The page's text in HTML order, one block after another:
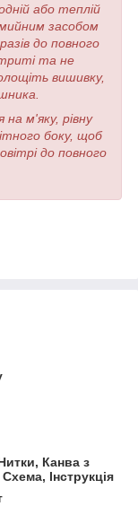
або теплій
мийним засобом
до повного
та не
вишивку,
м'яку, рівну
боку, щоб
до повного
Канва з
Інструкція